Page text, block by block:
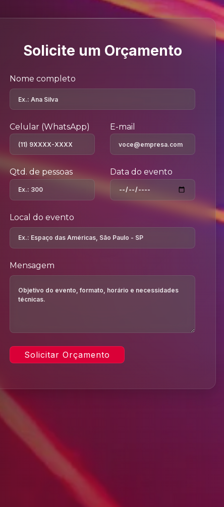
Solicite um Orçamento
Nome completo
Celular (WhatsApp) E-mail
Qtd. de pessoas Data do evento
Local do evento
Mensagem